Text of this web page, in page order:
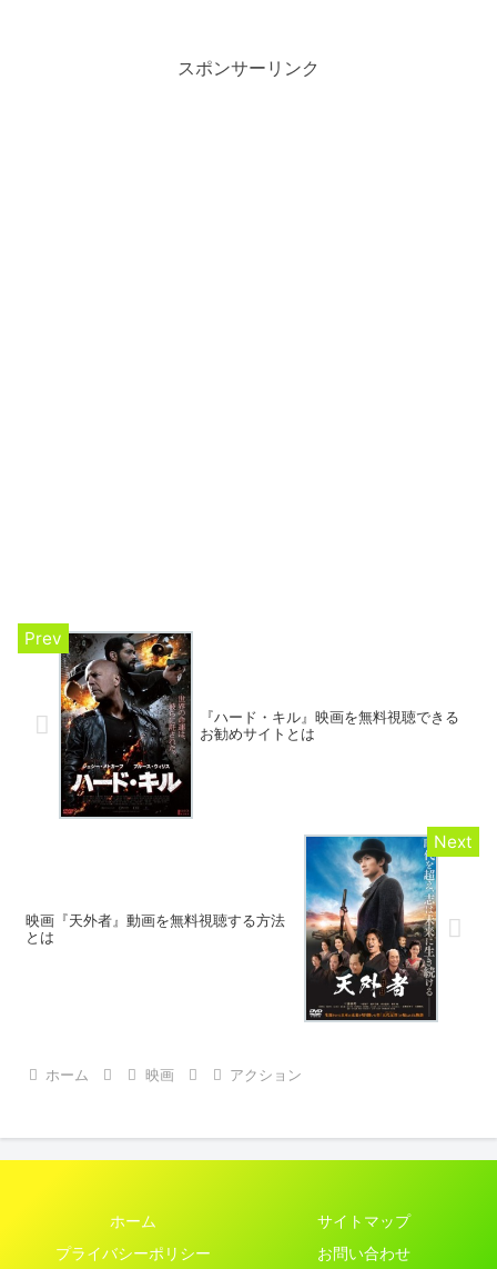
スポンサーリンク
『ハード・キル』映画を無料視聴できる
お勧めサイトとは
映画『天外者』動画を無料視聴する方法
とは
ホーム 映画 アクション
ホーム
サイトマップ
プライバシーポリシー
お問い合わせ